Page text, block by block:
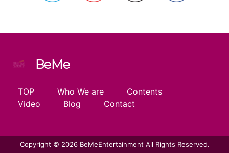
BeMe
TOP Who We are
Contents
Video
Blog Contact
Copyright © 2026 BeMeEntertainment All Rights Reserved.